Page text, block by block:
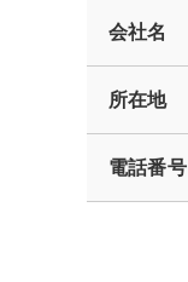
会社名
所在地
電話番号